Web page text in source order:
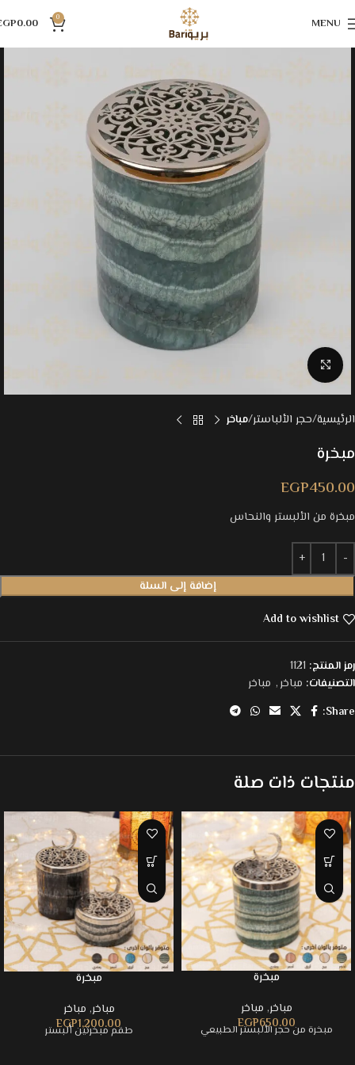
MENU
0
0.00
Click to enlarge
الرئيسية حجر الألباستر مباخر
مبخرة
EGP450.00
مبخرة من الألبستر والنحاس
إضافة إلى السلة
Add to wishlist
رمز المنتج: 1121
التصنيفات: مباخر, مباخر
Share:
منتجات ذات صلة
مبخرة
مباخر, مباخر
EGP650.00
مبخرة من حجر الألبستر الطبيعي
مبخرة
مباخر, مباخر
EGP1,200.00
طقم مبخرتين ألبستر